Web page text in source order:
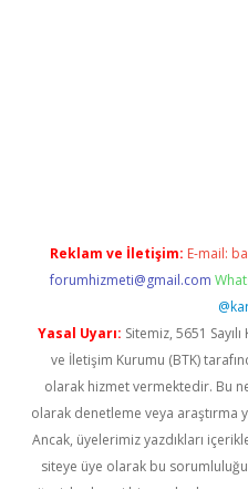
Reklam ve İletişim: E-mail:
forumhizmeti@gmail.com
Yasal Uyarı: Sitemiz, 5651
ve İletişim Kurumu (BTK)
olarak hizmet vermektedir. Bu
olarak denetleme veya araştırma
Ancak, üyelerimiz yazdıkları
siteye üye olarak bu